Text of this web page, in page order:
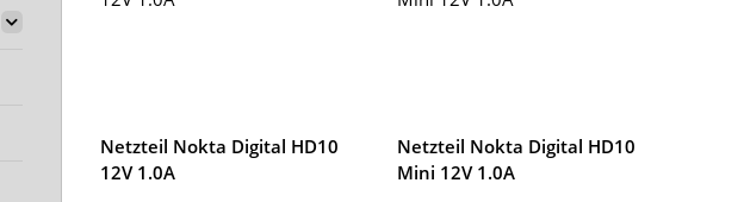
Netzteil Nokta Digital HD10
12V 1.0A
Netzteil Nokta Digital HD10
Mini 12V 1.0A